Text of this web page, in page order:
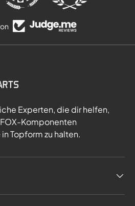
Experten, die dir helfen,
Komponenten
Topform zu halten.